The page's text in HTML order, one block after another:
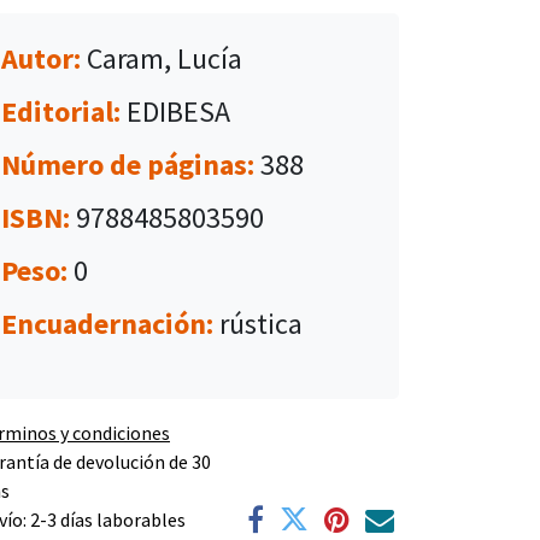
Autor: Caram, Lucía
Editorial: EDIBESA
Número de páginas:388
ISBN: 9788485803590
Peso: 0
Encuadernación: rústica
y condiciones
de devolución de 30
2-3 días laborables